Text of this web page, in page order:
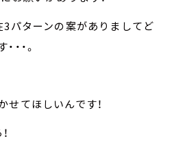
3パターンの案がありましてど
・・。
せてほしいんです！